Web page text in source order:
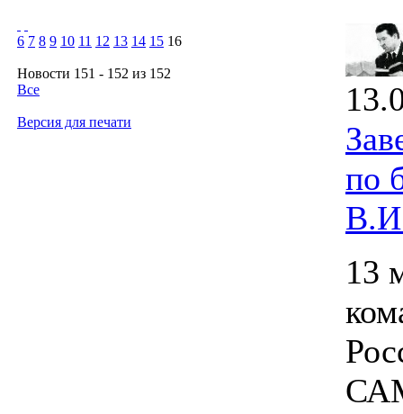
6 7 8 9 10 11 12 13 14 15 16
Новости 151 - 152 из 152
Все
Версия для печати
по
13